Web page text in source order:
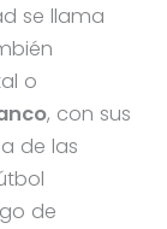
se llama
o
, con sus
de las
de